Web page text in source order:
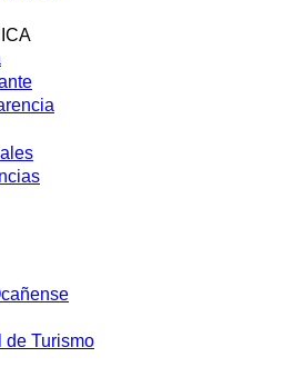
de Turismo